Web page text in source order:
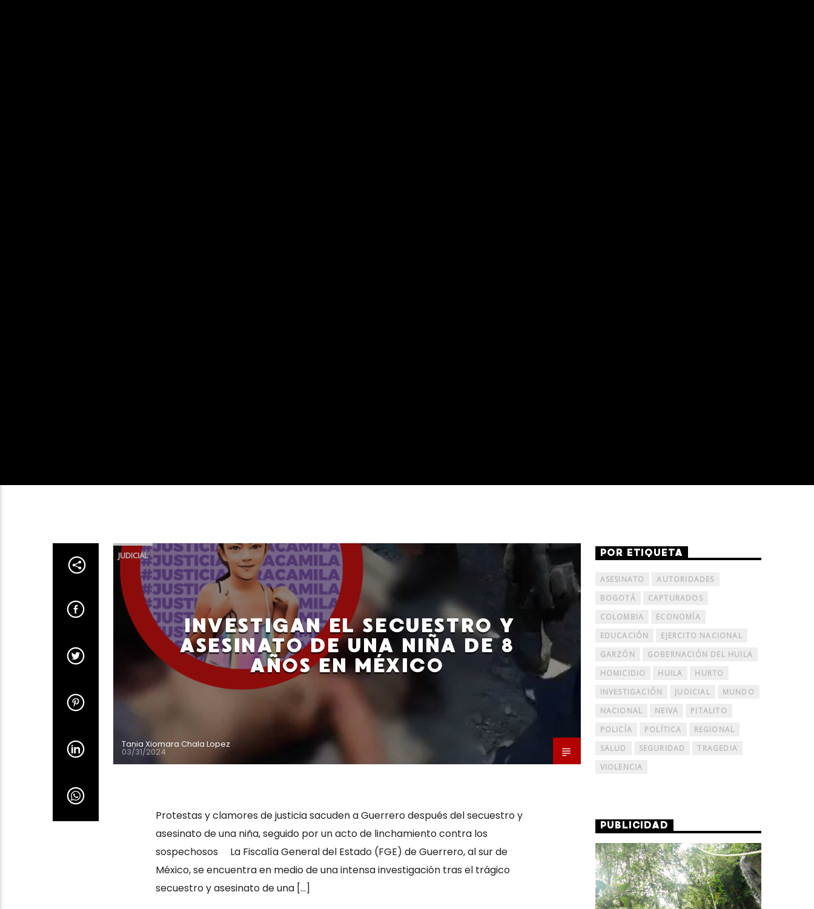
JUDICIAL
INVESTIGAN EL SECUESTRO Y
ASESINATO DE UNA NIÑA DE 8
AÑOS EN MÉXICO
Tania Xiomara Chala Lopez
03/31/2024
Protestas y clamores de justicia sacuden a Guerrero después del secuestro y
asesinato de una niña, seguido por un acto de linchamiento contra los
sospechosos La Fiscalía General del Estado (FGE) de Guerrero, al sur de
México, se encuentra en medio de una intensa investigación tras el trágico
secuestro y asesinato de una […]
POR ETIQUETA
ASESINATO
AUTORIDADES
BOGOTÁ
CAPTURADOS
COLOMBIA
ECONOMÍA
EDUCACIÓN
EJERCITO NACIONAL
GARZÓN
GOBERNACIÓN DEL HUILA
HOMICIDIO
HUILA
HURTO
INVESTIGACIÓN
JUDICIAL
MUNDO
NACIONAL
NEIVA
PITALITO
POLICÍA
POLÍTICA
REGIONAL
SALUD
SEGURIDAD
TRAGEDIA
VIOLENCIA
PUBLICIDAD